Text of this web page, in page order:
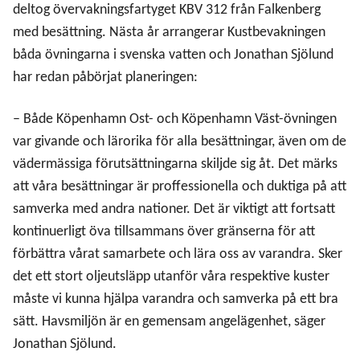
deltog övervakningsfartyget KBV 312 från Falkenberg
med besättning. Nästa år arrangerar Kustbevakningen
båda övningarna i svenska vatten och Jonathan Sjölund
har redan påbörjat planeringen:
– Både Köpenhamn Ost- och Köpenhamn Väst-övningen
var givande och lärorika för alla besättningar, även om de
vädermässiga förutsättningarna skiljde sig åt. Det märks
att våra besättningar är proffessionella och duktiga på att
samverka med andra nationer. Det är viktigt att fortsatt
kontinuerligt öva tillsammans över gränserna för att
förbättra vårat samarbete och lära oss av varandra. Sker
det ett stort oljeutsläpp utanför våra respektive kuster
måste vi kunna hjälpa varandra och samverka på ett bra
sätt. Havsmiljön är en gemensam angelägenhet, säger
Jonathan Sjölund.